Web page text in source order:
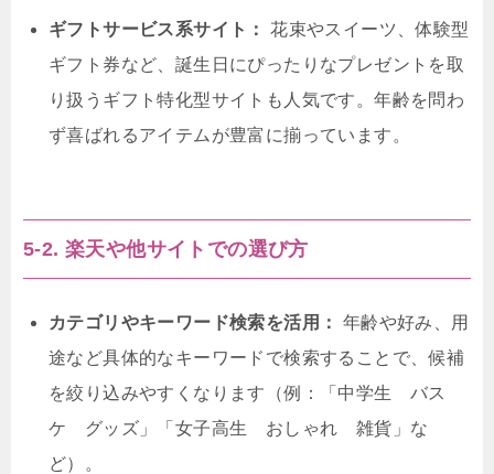
ギフトサービス系サイト：
花束やスイーツ、体験型
ギフト券など、誕生日にぴったりなプレゼントを取
り扱うギフト特化型サイトも人気です。年齢を問わ
ず喜ばれるアイテムが豊富に揃っています。
5-2. 楽天や他サイトでの選び方
カテゴリやキーワード検索を活用：
年齢や好み、用
途など具体的なキーワードで検索することで、候補
を絞り込みやすくなります（例：「中学生 バス
ケ グッズ」「女子高生 おしゃれ 雑貨」な
ど）。